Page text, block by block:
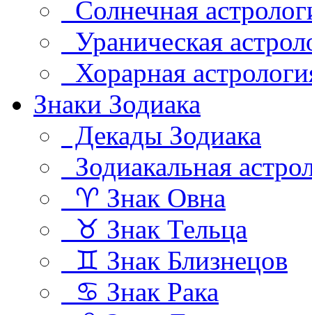
Солнечная
Ураническая
Хорарная
Знаки Зодиака
Декады Зодиака
Зодиакальная
♈ Знак Овна
♉ Знак Тельца
♊ Знак Близнецов
♋ Знак Рака